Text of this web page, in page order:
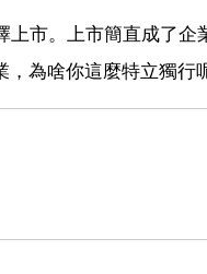
市。上市簡直成了企
為啥你這麼特立獨行